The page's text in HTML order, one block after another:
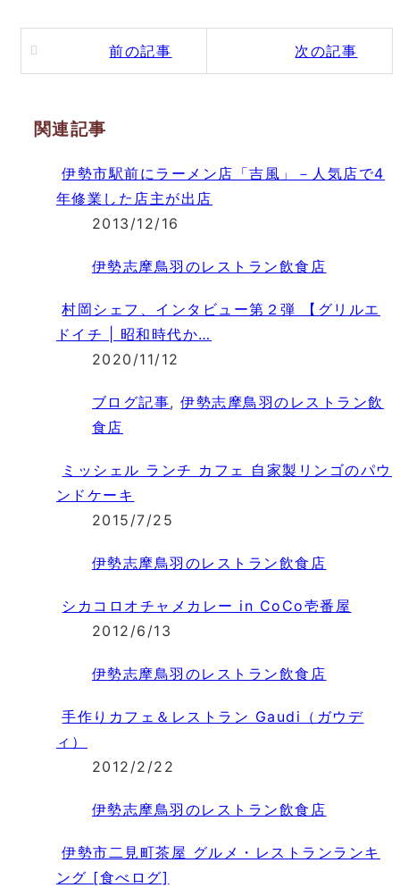
前の記事 次の記事
関連記事
伊勢市駅前にラーメン店「吉風」－人気店で4
年修業した店主が出店
2013/12/16
伊勢志摩鳥羽のレストラン飲食店
村岡シェフ、インタビュー第２弾 【グリルエ
ドイチ | 昭和時代か…
2020/11/12
ブログ記事,伊勢志摩鳥羽のレストラン飲
食店
ミッシェル ランチ カフェ 自家製リンゴのパウ
ンドケーキ
2015/7/25
伊勢志摩鳥羽のレストラン飲食店
シカコロオチャメカレー in CoCo壱番屋
2012/6/13
伊勢志摩鳥羽のレストラン飲食店
手作りカフェ＆レストラン Gaudi（ガウデ
ィ）
2012/2/22
伊勢志摩鳥羽のレストラン飲食店
伊勢市二見町茶屋 グルメ・レストランランキ
ング [食べログ]